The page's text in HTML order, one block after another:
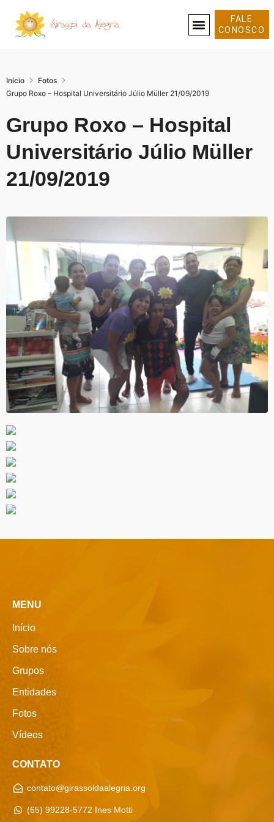
FALE
CONOSCO
Início
Fotos
Grupo Roxo – Hospital Universitário Júlio Müller 21/09/2019
Grupo Roxo – Hospital
Universitário Júlio Müller
21/09/2019
MENU
Início
Sobre nós
Grupos
Entidades
Fotos
Vídeos
CONTATO
contato@girassoldaalegria.org
(65) 99228-5772 Ines Motti